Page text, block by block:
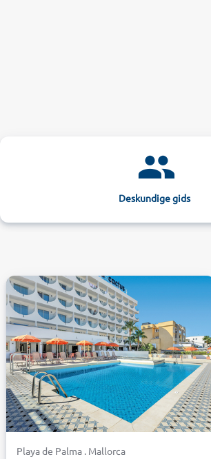
Deskundige gids
Playa de Palma . Mallorca